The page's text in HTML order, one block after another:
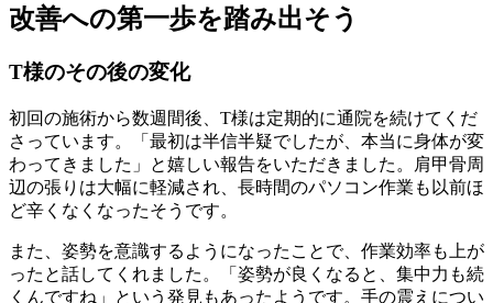
改善への第一歩を踏み出そう
T様のその後の変化
初回の施術から数週間後、T様は定期的に通院を続けてくだ
さっています。「最初は半信半疑でしたが、本当に身体が変
わってきました」と嬉しい報告をいただきました。肩甲骨周
辺の張りは大幅に軽減され、長時間のパソコン作業も以前ほ
ど辛くなくなったそうです。
また、姿勢を意識するようになったことで、作業効率も上が
ったと話してくれました。「姿勢が良くなると、集中力も続
くんですね」という発見もあったようです。手の震えについ